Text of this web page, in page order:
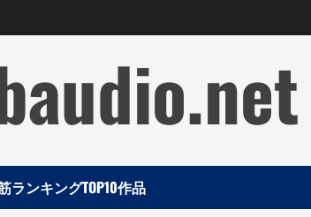
ランキングTOP10作品